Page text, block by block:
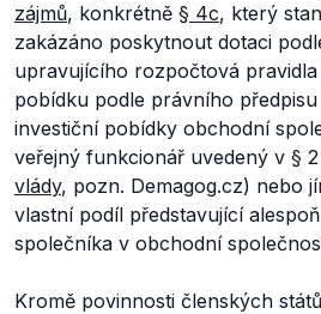
zájmů, konkrétně § 4c, který
zakázáno poskytnout dotaci
upravujícího rozpočtová
pobídku podle právního
investiční pobídky obchodní
veřejný funkcionář uvedený v §
vlády, pozn. Demagog.cz) nebo
vlastní podíl představující
společníka v obchodní
Kromě povinnosti členských